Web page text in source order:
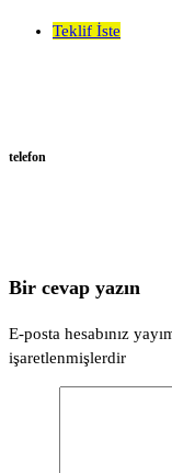
Teklif İste
telefon
Bir cevap yazın
E-posta hesabınız
işaretlenmişlerdir